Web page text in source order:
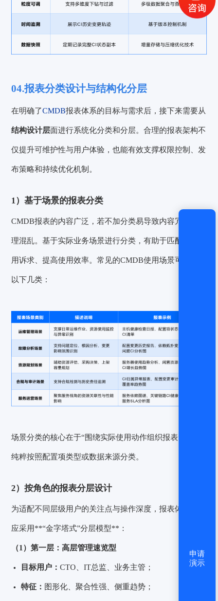
04.报表分类设计与结构化分层
在明确了CMDB报表体系的目标与需求后，接下来需要从
结构设计层面进行系统化分类和分层。合理的报表架构不
仅提升可维护性与用户体验，也能有效支撑权限控制、发
布策略和持续优化机制。
1）基于场景的报表分类
CMDB报表的内容广泛，若不加分类易导致内容冗杂、管
理混乱。基于实际业务场景进行分类，有助于匹配具体应
用诉求、提高使用效率。常见的CMDB使用场景可划分为
以下几类：
场景分类的核心在于“围绕实际使用动作组织报表”，而非
纯粹按照配置项类型或数据来源分类。
2）按角色的报表分层设计
为适配不同层级用户的关注点与操作深度，报表体系设计
应采用**“金字塔式”分层模型**：
（1）第一层：高层管理速览型
目标用户：CTO、IT总监、业务主管；
特征： 图形化、聚合性强、侧重趋势；
获取验证码
登录
申请
演示